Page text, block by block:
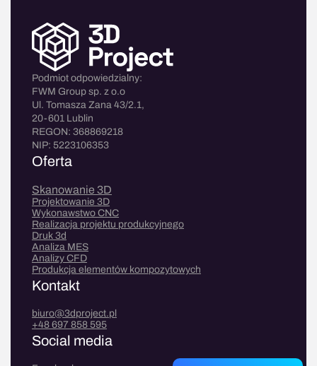
Podmiot odpowiedzialny:
FWM Group sp. z o.o
Ul. Tomasza Zana 43/2.1,
20-601 Lublin
REGON: 368869218
NIP: 5223106353
Oferta
Skanowanie 3D
Projektowanie 3D
Wykonawstwo CNC
Realizacja projektu produkcyjnego
Druk 3d
Analiza MES
Analizy CFD
Produkcja elementów kompozytowych
Kontakt
biuro@3dproject.pl
+48 697 858 595
Social media